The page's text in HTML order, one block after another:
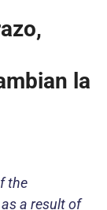
la
the
a result of